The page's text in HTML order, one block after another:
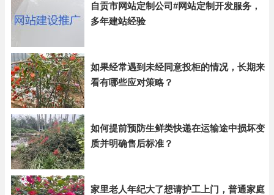
自贡市网站定制公司#网站定制开发服务，
多年建站经验
如果经常遇到未经同意投柜的情况，长期来
看有哪些应对策略？
如何提前预防生鲜类快递在运输途中损坏变
质并明确售后标准？
家里老人年纪大了想请护工上门，普通家庭